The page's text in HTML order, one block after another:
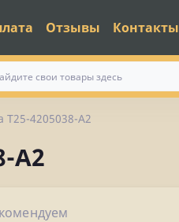
Отзывы Контакты
4205038-А2
А2